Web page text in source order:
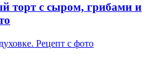
торт с сыром, грибами и
Рецепт с фото